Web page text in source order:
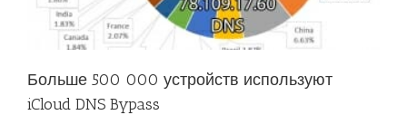
Больше 500 000 устройств используют
iCloud DNS Bypass